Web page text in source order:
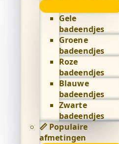
Populaire
kleuren
submenu
Gele
badeendjes
Groene
badeendjes
Roze
badeendjes
Blauwe
badeendjes
Zwarte
badeendjes
📏 Populaire
afmetingen